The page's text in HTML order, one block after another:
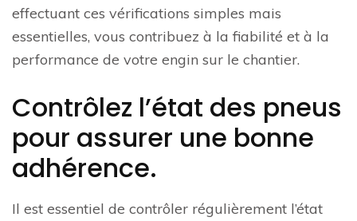
effectuant ces vérifications simples mais
essentielles, vous contribuez à la fiabilité et à la
performance de votre engin sur le chantier.
Contrôlez l’état des pneus
pour assurer une bonne
adhérence.
Il est essentiel de contrôler régulièrement l’état